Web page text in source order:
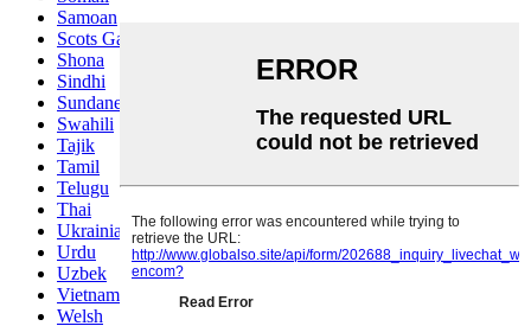
Samoan
Scots Gaelic
Shona
Sindhi
Sundanese
Swahili
Tajik
Tamil
Telugu
Thai
Ukrainian
Urdu
Uzbek
Vietnamese
Welsh